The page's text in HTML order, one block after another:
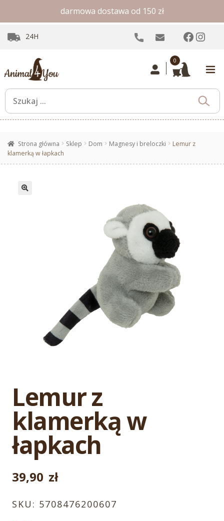
darmowa dostawa od 150 zł
24H
0
Strona główna Sklep Dom Magnesy i breloczki
Lemur z
klamerką w łapkach
Lemur z
klamerką w
łapkach
39,90 zł
SKU: 5708476200607